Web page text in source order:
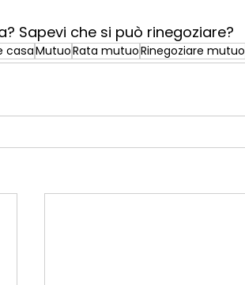
Sapevi che si può rinegoziare?
casaMutuoRata mutuoRinegoziare mutuo